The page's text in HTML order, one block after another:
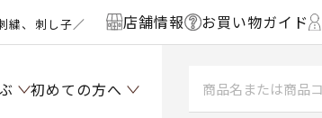
繍、刺し子／ 店舗情報 お買い物ガイド
初めての方へ